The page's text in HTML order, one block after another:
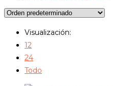
Visualización:
12
24
Todo